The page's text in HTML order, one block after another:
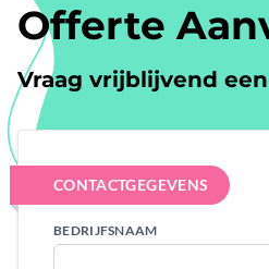
Offerte
Vraag vrijblijvend
CONTACTGEGEVENS
BEDRIJFSNAAM